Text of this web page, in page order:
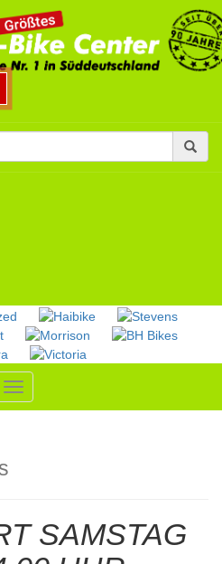
Toggle
SAMSTAG